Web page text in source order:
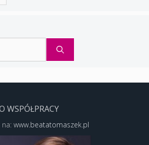
WSPÓŁPRACY
www.beatatomaszek.pl